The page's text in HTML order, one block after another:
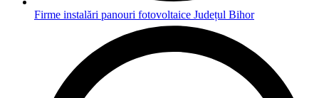
Firme instalări panouri fotovoltaice Județul Bihor